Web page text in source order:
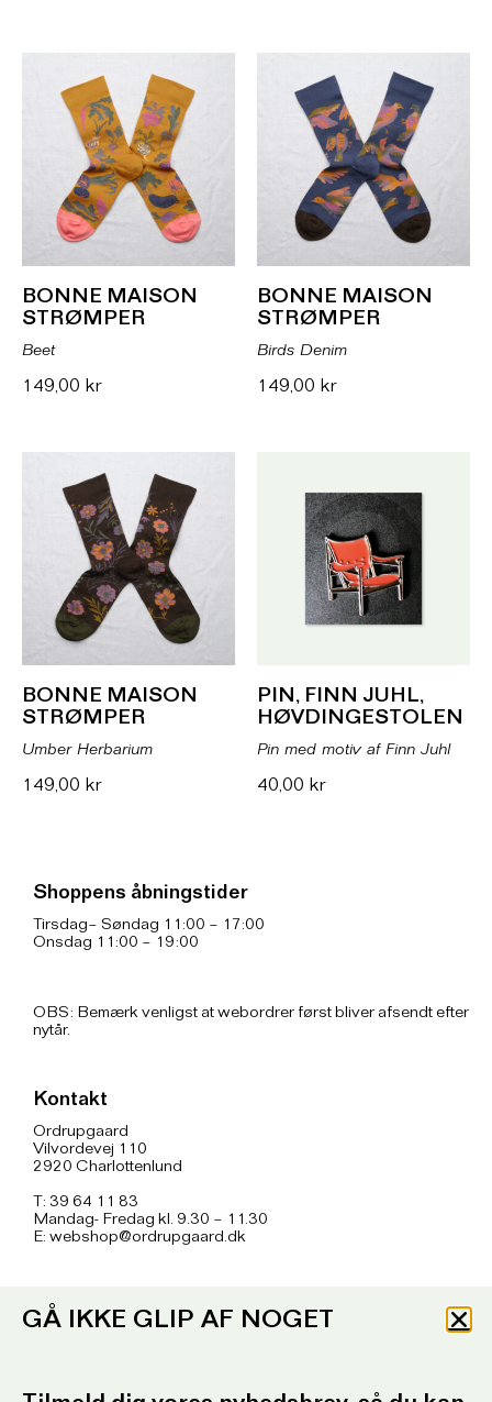
BONNE MAISON
STRØMPER
Beet
149,00 kr
BONNE MAISON
STRØMPER
Birds Denim
149,00 kr
BONNE MAISON
STRØMPER
Umber Herbarium
149,00 kr
PIN, FINN JUHL,
HØVDINGESTOLEN
Pin med motiv af Finn Juhl
40,00 kr
Shoppens åbningstider
Tirsdag– Søndag 11:00 – 17:00
Onsdag 11:00 – 19:00
OBS: Bemærk venligst at webordrer først bliver afsendt efter
nytår.
Kontakt
Ordrupgaard
Vilvordevej 110
2920 Charlottenlund
T: 39 64 11 83
Mandag- Fredag kl. 9.30 – 11.30
E: webshop@ordrupgaard.dk
Info
Privatlivspolitik
GÅ IKKE GLIP AF NOGET